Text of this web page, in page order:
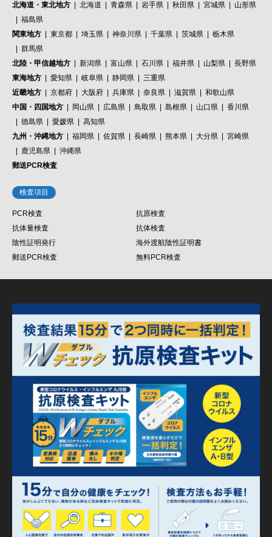
北海道・東北地方 北海道 青森県 岩手県 秋田県 宮城県
山形県
福島県
関東地方
東京都 埼玉県 神奈川県 千葉県 茨城県
栃木県
群馬県
北陸・甲信越地方
新潟県 富山県 石川県 福井県 山梨県
長野県
東海地方
愛知県 岐阜県 静岡県
三重県
近畿地方
京都府 大阪府 兵庫県 奈良県 滋賀県
和歌山県
中国・四国地方
岡山県 広島県 鳥取県 島根県 山口県
香川県
徳島県
愛媛県
高知県
九州・沖縄地方
福岡県 佐賀県 長崎県 熊本県 大分県
宮崎県
鹿児島県
沖縄県
郵送PCR検査
検査項目
PCR検査
抗原検査
抗体量検査
抗体検査
陰性証明発行
海外渡航陰性証明書
郵送PCR検査
無料PCR検査